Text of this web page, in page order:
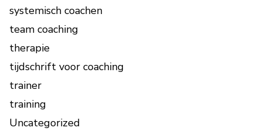
systemisch coachen
team coaching
therapie
tijdschrift voor coaching
trainer
training
Uncategorized